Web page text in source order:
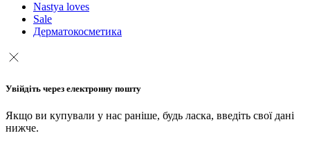
Nastya loves
Sale
Дерматокосметика
Увійдіть через електронну пошту
Якщо ви купували у нас раніше, будь ласка, введіть свої дані
нижче.